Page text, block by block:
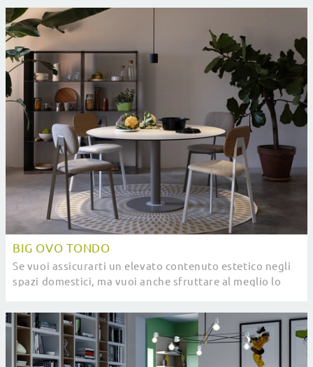
BIG OVO TONDO
Se vuoi assicurarti un elevato contenuto estetico negli
spazi domestici, ma vuoi anche sfruttare al meglio lo